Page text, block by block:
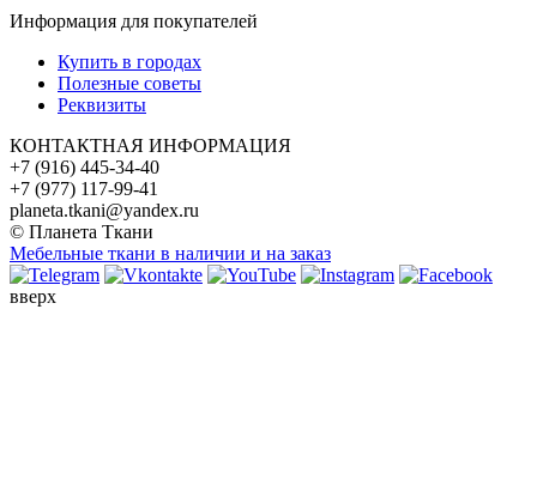
Информация для покупателей
Купить в городах
Полезные советы
Реквизиты
КОНТАКТНАЯ ИНФОРМАЦИЯ
+7 (916) 445-34-40
+7 (977) 117-99-41
planeta.tkani@yandex.ru
© Планета Ткани
Мебельные ткани в наличии и на заказ
вверх